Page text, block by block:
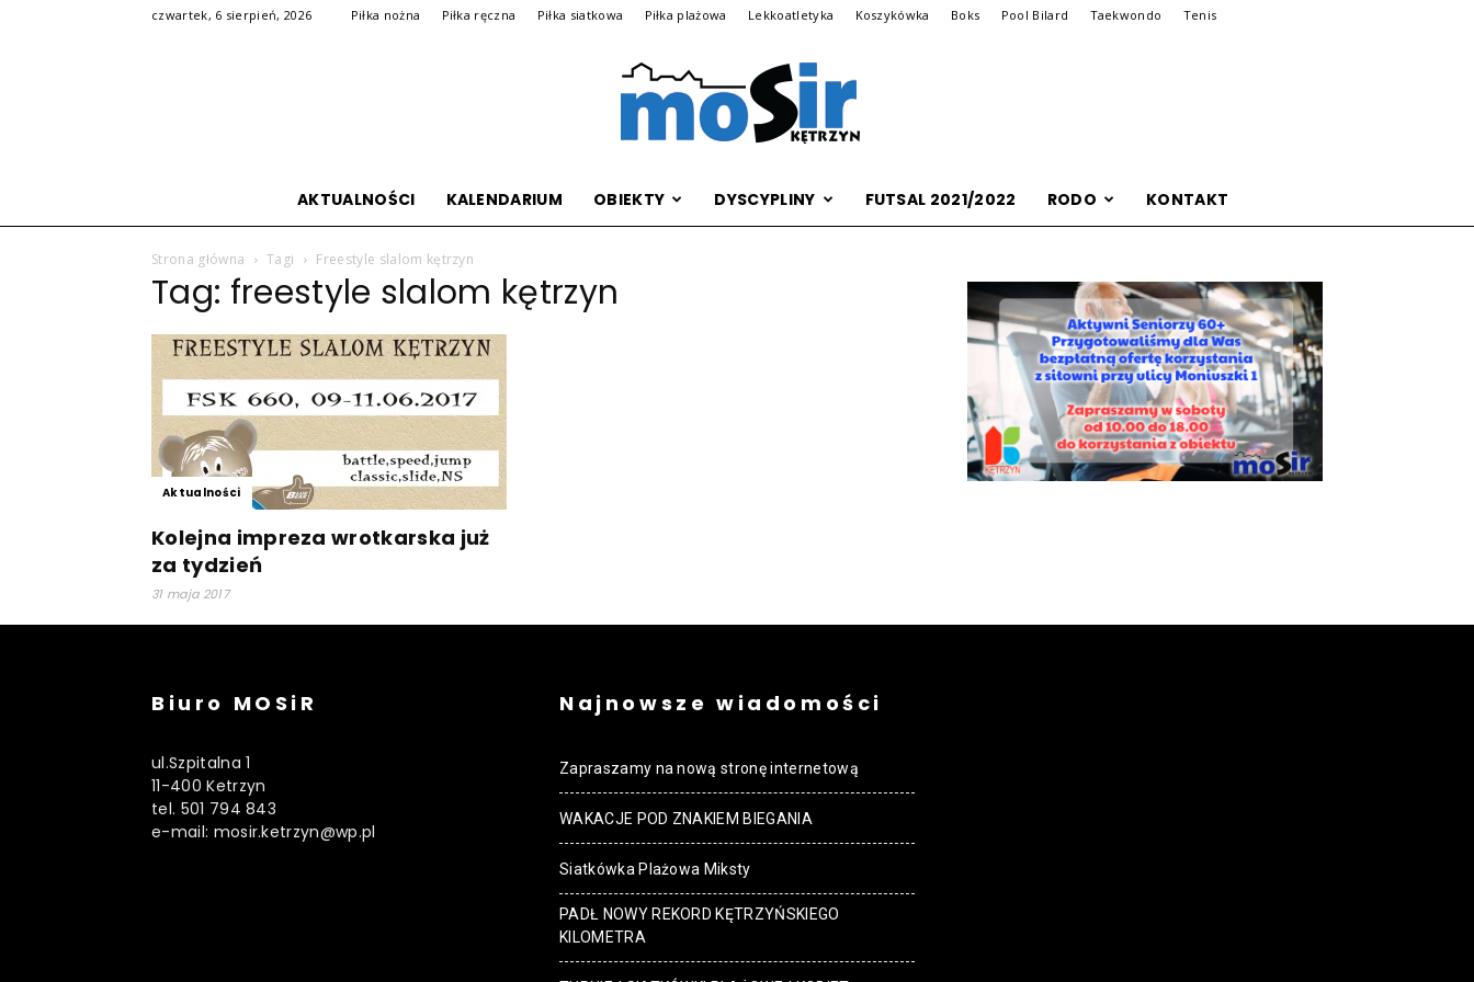
czwartek, 6 sierpień, 2026 Piłka nożna Piłka ręczna Piłka siatkowa Piłka plażowa Lekkoatletyka Koszykówka Boks Pool Bilard Taekwondo Tenis
Archiwalna
Kętrzyn
AKTUALNOŚCI KALENDARIUM OBIEKTY DYSCYPLINY FUTSAL 2021/2022 RODO KONTAKT
Strona główna Tagi Freestyle slalom kętrzyn
Tag: freestyle slalom kętrzyn
Aktualności
Kolejna impreza wrotkarska już
za tydzień
31 maja 2017
Biuro MOSiR
ul.Szpitalna 1
11-400 Ketrzyn
tel. 501 794 843
e-mail: mosir.ketrzyn@wp.pl
Najnowsze wiadomości
Zapraszamy na nową stronę internetową
WAKACJE POD ZNAKIEM BIEGANIA
Siatkówka Plażowa Miksty
PADŁ NOWY REKORD KĘTRZYŃSKIEGO
KILOMETRA